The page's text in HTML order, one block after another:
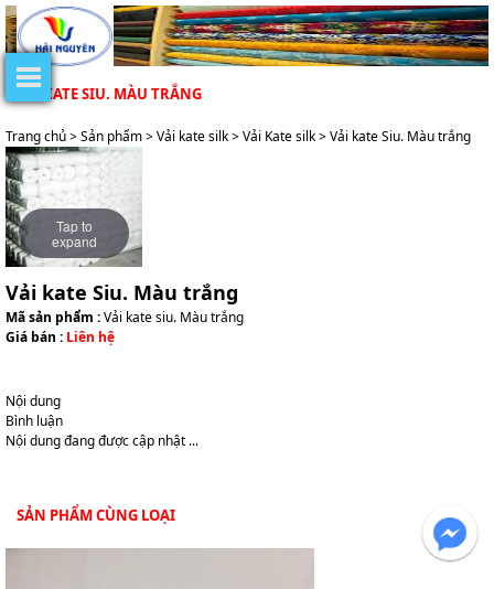
VẢI KATE SIU. MÀU TRẮNG
Trang chủ>Sản phẩm>Vải kate silk>Vải Kate silk> Vải kate Siu. Màu trắng
Tap to
expand
Vải kate Siu. Màu trắng
Mã sản phẩm :Vải kate siu. Màu trắng
Giá bán : Liên hệ
Nội dung
Bình luận
Nội dung đang được cập nhật ...
SẢN PHẨM CÙNG LOẠI